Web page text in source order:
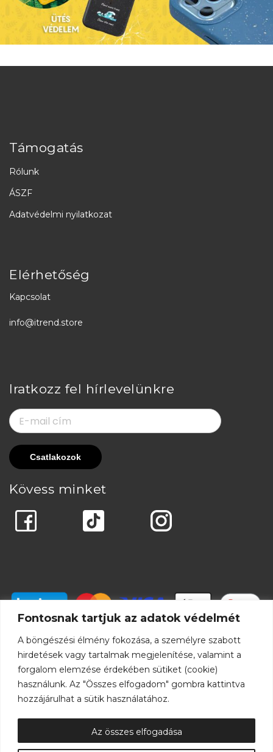
Fontosnak tartjuk az adatok védelmét
A böngészési élmény fokozása, a személyre szabott
hirdetések vagy tartalmak megjelenítése, valamint a
forgalom elemzése érdekében sütiket (cookie)
használunk. Az "Összes elfogadom" gombra kattintva
hozzájárulhat a sütik használatához.
Az összes elfogadása
Támogatás
Rólunk
ÁSZF
Adatvédelmi nyilatkozat
Elérhetőség
Kapcsolat
info@itrend.store
Iratkozz fel hírlevelünkre
Kövess minket